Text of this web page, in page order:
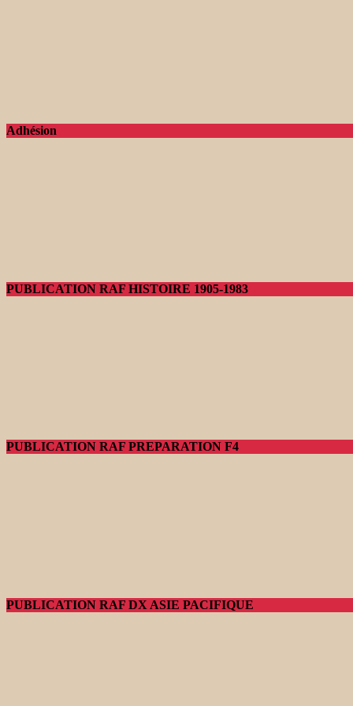
Adhésion
PUBLICATION RAF HISTOIRE 1905-1983
PUBLICATION RAF PREPARATION F4
PUBLICATION RAF DX ASIE PACIFIQUE